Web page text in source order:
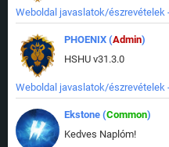
Weboldal javaslatok/észrevételek
PHOENIX (Admin)
HSHU v31.3.0
Weboldal javaslatok/észrevételek
Ekstone (Common)
Kedves Naplóm!